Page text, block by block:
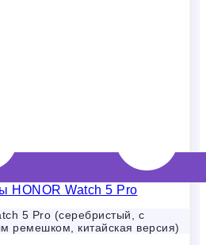
5 Pro (серебристый, с
ремешком, китайская версия)